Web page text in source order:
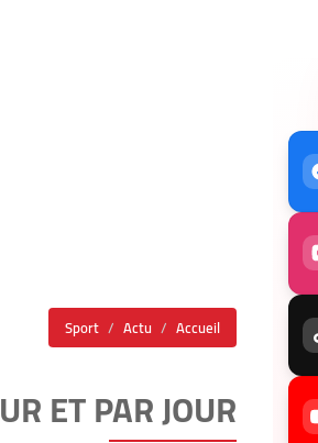
Sport Actu Accueil
ET PAR JOUR